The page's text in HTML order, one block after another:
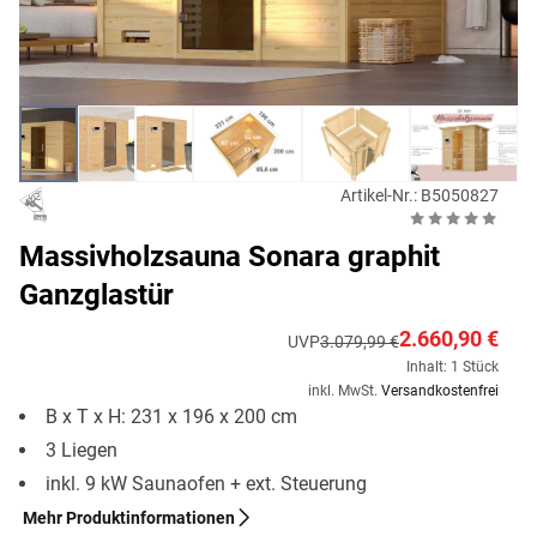
Artikel-Nr.: B5050827
Massivholzsauna Sonara graphit
Ganzglastür
UVP3.079,99 €2.660,90 €
Inhalt: 1 Stück
inkl. MwSt. Versandkostenfrei
B x T x H: 231 x 196 x 200 cm
3 Liegen
inkl. 9 kW Saunaofen + ext. Steuerung
Mehr Produktinformationen